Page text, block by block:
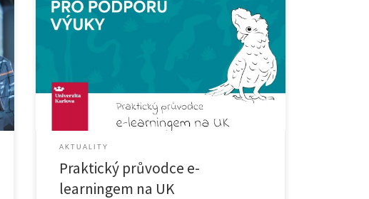
Rádi bychom Vám představili studentského průvodce
e-learningem na UK. Příručka vám v několika kapitolách
představí nejčastěji využívané nástroje pro podporu e-
learningu na Univerzitě Karlově, se kterými se během
studia můžete setkat, a pomůže vám vyvarovat se
nejčastějších překážek spojených s jejich využíváním.
Také vám nabídne tipy, jak se při online […]
AKTUALITY
Praktický průvodce e-
learningem na UK